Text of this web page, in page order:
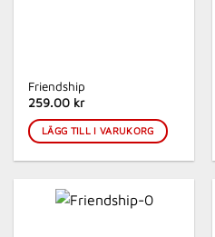
Friendship
259.00 kr
LÄGG TILL I VARUKORG